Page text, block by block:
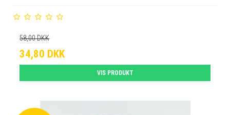
58,00 DKK
34,80 DKK
VIS PRODUKT